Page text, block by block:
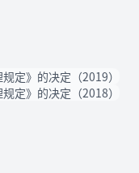
定》的决定（2019）
定》的决定（2018）